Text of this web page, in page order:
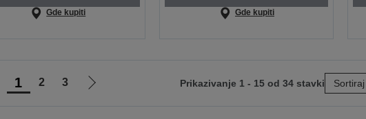
Gde kupiti Gde kupiti
1 2 3
Idi
Prikazivanje 1 - 15 od 34 stavki